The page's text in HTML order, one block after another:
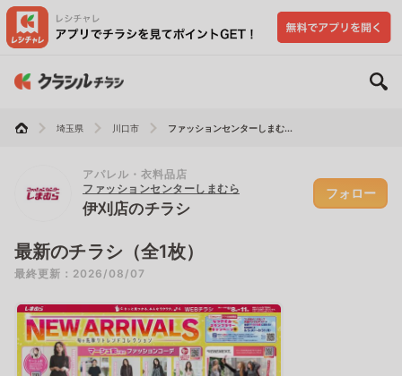
埼玉県 川口市 ファッションセンターしまむ...
アパレル・衣料品店
ファッションセンターしまむら
伊刈店のチラシ
フォロー
最新のチラシ（全1枚）
最終更新：2026/08/07